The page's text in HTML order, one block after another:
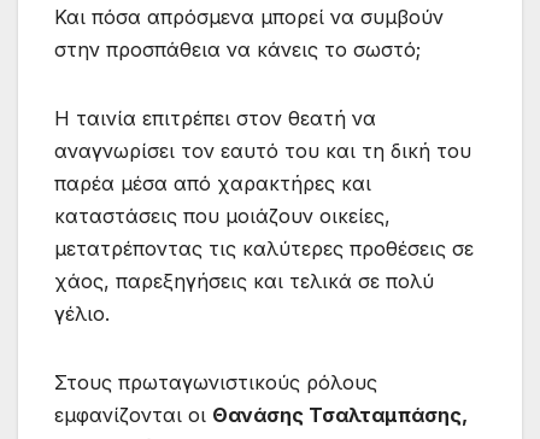
Και πόσα απρόσμενα μπορεί να συμβούν
στην προσπάθεια να κάνεις το σωστό;
Η ταινία επιτρέπει στον θεατή να
αναγνωρίσει τον εαυτό του και τη δική του
παρέα μέσα από χαρακτήρες και
καταστάσεις που μοιάζουν οικείες,
μετατρέποντας τις καλύτερες προθέσεις σε
χάος, παρεξηγήσεις και τελικά σε πολύ
γέλιο.
Στους πρωταγωνιστικούς ρόλους
εμφανίζονται οι Θανάσης Τσαλταμπάσης,